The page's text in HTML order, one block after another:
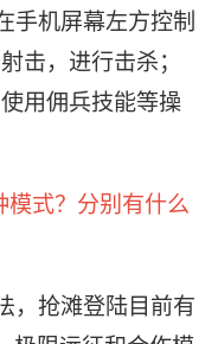
手机屏幕左方控制
击，进行击杀；
用佣兵技能等操
式？分别有什么
，抢滩登陆目前有